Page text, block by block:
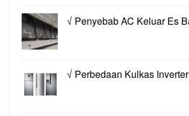
√ Penyebab AC Keluar Es
√ Perbedaan Kulkas